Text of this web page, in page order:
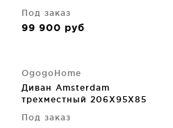
Под заказ
99 900 руб
OgogoHome
Диван Amsterdam
трехместный 206X95X85
Под заказ